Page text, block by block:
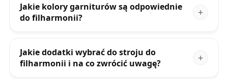
Jakie kolory garniturów są odpowiednie
do filharmonii?
Jakie dodatki wybrać do stroju do
filharmonii i na co zwrócić uwagę?